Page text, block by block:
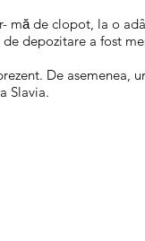
de clopot, la o
depozitare a fost
De
Slavia.